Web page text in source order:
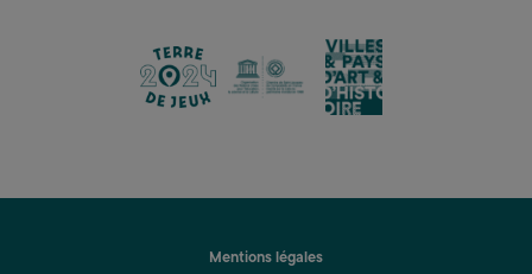
lien lien lien
Mentions légales